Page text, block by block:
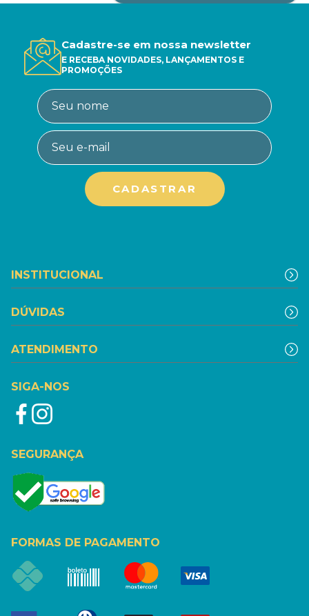
Cadastre-se em nossa newsletter
E RECEBA NOVIDADES, LANÇAMENTOS E
PROMOÇÕES
INSTITUCIONAL
DÚVIDAS
ATENDIMENTO
SIGA-NOS
SEGURANÇA
FORMAS DE PAGAMENTO